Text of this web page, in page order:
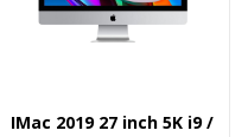
IMac 2019 27 inch 5K i9 /